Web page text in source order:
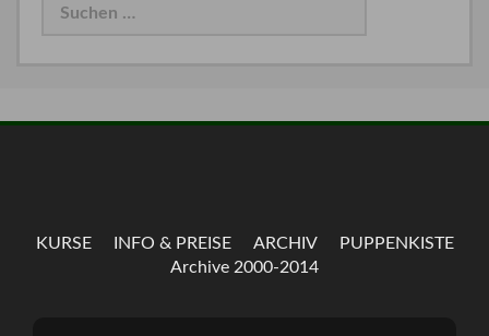
KURSE INFO & PREISE ARCHIV
PUPPENKISTE
Archive 2000-2014